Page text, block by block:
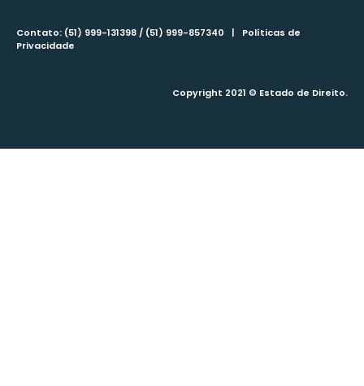
Contato: (51) 999-131398 / (51) 999-857340 | Políticas de
Privacidade
Copyright 2021 © Estado de Direito.